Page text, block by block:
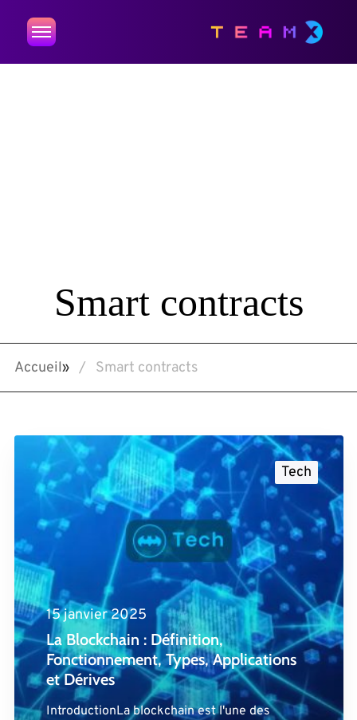
Smart contracts
Accueil» Smart contracts
Tech
15 janvier 2025
La Blockchain : Définition,
Fonctionnement, Types, Applications
et Dérives
IntroductionLa blockchain est l'une des